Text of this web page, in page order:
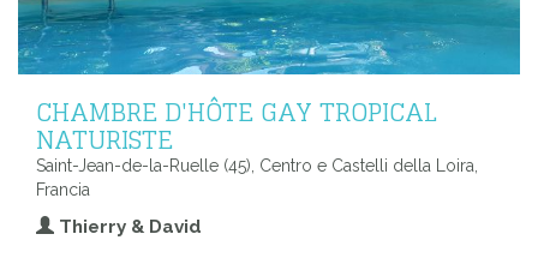
CHAMBRE D'HÔTE GAY TROPICAL
NATURISTE
Saint-Jean-de-la-Ruelle (45), Centro e Castelli della Loira,
Francia
Thierry & David